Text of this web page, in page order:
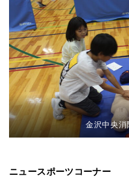
金沢中央消
ニュースポーツコーナー